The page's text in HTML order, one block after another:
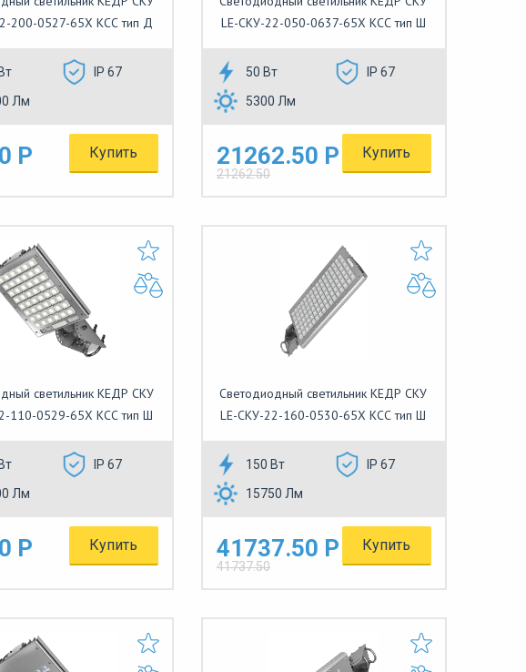
200-0527-65Х КСС тип Д
IP 67
Лм
Р Купить
LE-СКУ-22-050-0637-65Х КСС тип Ш
50 Вт
IP 67
5300 Лм
21262.50 Р
21262.50
Купить
светильник КЕДР СКУ
110-0529-65Х КСС тип Ш
IP 67
Лм
Р Купить
Светодиодный светильник КЕДР СКУ
LE-СКУ-22-160-0530-65Х КСС тип Ш
150 Вт
IP 67
15750 Лм
41737.50 Р
41737.50
Купить